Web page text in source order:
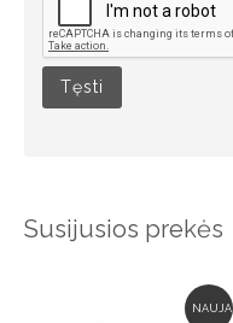
Tęsti
Susijusios prekės
NAUJA